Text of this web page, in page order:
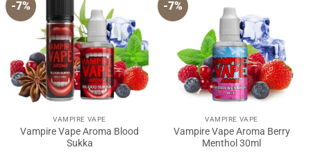
-7%
VAMPIRE VAPE
Vampire Vape Aroma Blood
Sukka
-7%
VAMPIRE VAPE
Vampire Vape Aroma Berry
Menthol 30ml